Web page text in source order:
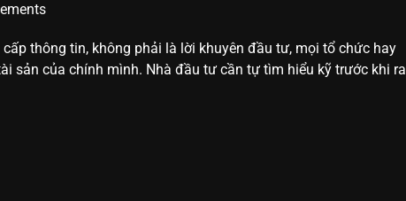
thông tin, không phải là lời khuyên đầu tư, mọi tổ chức hay
sản của chính mình. Nhà đầu tư cần tự tìm hiểu kỹ trước khi ra